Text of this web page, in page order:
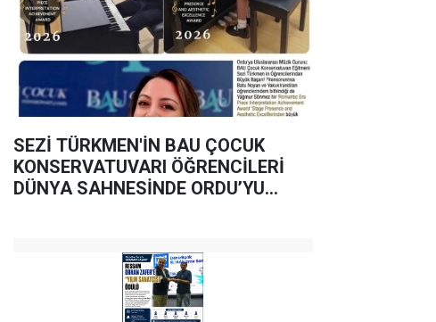
SEZİ TÜRKMEN'İN BAU ÇOCUK
KONSERVATUVARI ÖĞRENCİLERİ
DÜNYA SAHNESİNDE ORDU’YU